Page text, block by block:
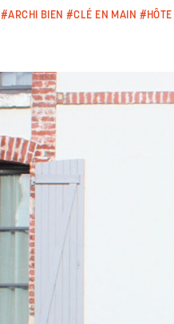
#ARCHI BIEN #CLÉ EN MAIN #HÔTE